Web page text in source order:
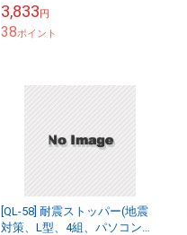
3,833円
38ポイント
[QL-58] 耐震ストッパー(地震
対策、L型、4組、パソコン・